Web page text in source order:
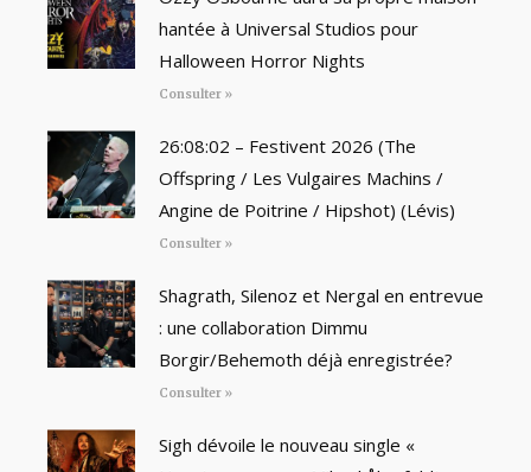
hantée à Universal Studios pour
Halloween Horror Nights
Consulter »
26:08:02 – Festivent 2026 (The
Offspring / Les Vulgaires Machins /
Angine de Poitrine / Hipshot) (Lévis)
Consulter »
Shagrath, Silenoz et Nergal en entrevue
: une collaboration Dimmu
Borgir/Behemoth déjà enregistrée?
Consulter »
Sigh dévoile le nouveau single «